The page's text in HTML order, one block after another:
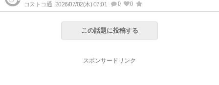
コストコ通 2026/07/02(木) 07:01 0 0
この話題に投稿する
スポンサードリンク